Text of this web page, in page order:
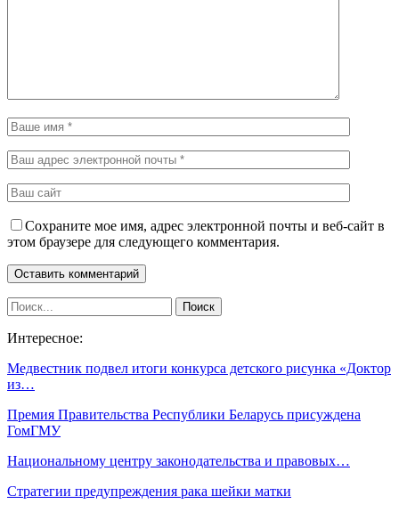
Сохраните мое имя, адрес электронной почты и веб-сайт в
этом браузере для следующего комментария.
Интересное:
Медвестник подвел итоги конкурса детского рисунка «Доктор
из…
Премия Правительства Республики Беларусь присуждена
ГомГМУ
Национальному центру законодательства и правовых…
Стратегии предупреждения рака шейки матки